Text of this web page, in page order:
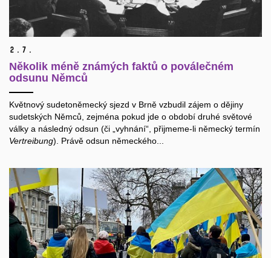
2. 7.
Několik méně známých faktů o poválečném
odsunu Němců
Květnový sudetoněmecký sjezd v Brně vzbudil zájem o dějiny
sudetských Němců, zejména pokud jde o období druhé světové
války a následný odsun (či „vyhnání“, přijmeme-li německý termín
Vertreibung). Právě odsun německého...